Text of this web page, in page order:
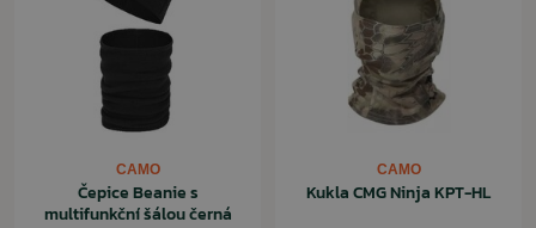
CAMO
Čepice Beanie s
multifunkční šálou černá
CAMO
Kukla CMG Ninja KPT-HL